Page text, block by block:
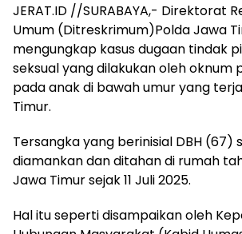
JERAT.ID //SURABAYA,- Direktorat
Umum (Ditreskrimum)Polda Jawa
mengungkap kasus dugaan tindak
seksual yang dilakukan oleh oknum
pada anak di bawah umur yang
Timur.
Tersangka yang berinisial DBH (67)
diamankan dan ditahan di rumah
Jawa Timur sejak 11 Juli 2025.
Hal itu seperti disampaikan oleh